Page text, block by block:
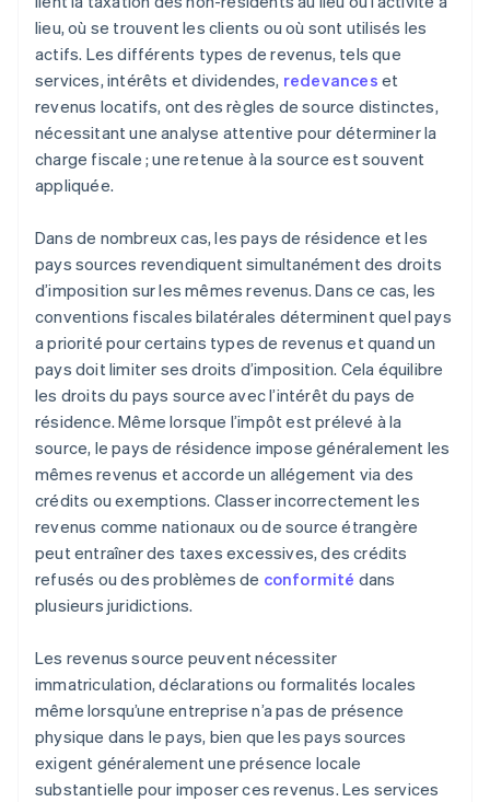
lieu, où se trouvent les clients ou où sont utilisés les
actifs. Les différents types de revenus, tels que
services, intérêts et dividendes, redevances et
revenus locatifs, ont des règles de source distinctes,
nécessitant une analyse attentive pour déterminer la
charge fiscale ; une retenue à la source est souvent
appliquée.
Dans de nombreux cas, les pays de résidence et les
pays sources revendiquent simultanément des droits
d’imposition sur les mêmes revenus. Dans ce cas, les
conventions fiscales bilatérales déterminent quel pays
a priorité pour certains types de revenus et quand un
pays doit limiter ses droits d’imposition. Cela équilibre
les droits du pays source avec l’intérêt du pays de
résidence. Même lorsque l’impôt est prélevé à la
source, le pays de résidence impose généralement les
mêmes revenus et accorde un allégement via des
crédits ou exemptions. Classer incorrectement les
revenus comme nationaux ou de source étrangère
peut entraîner des taxes excessives, des crédits
refusés ou des problèmes de conformité dans
plusieurs juridictions.
Les revenus source peuvent nécessiter
immatriculation, déclarations ou formalités locales
même lorsqu’une entreprise n’a pas de présence
physique dans le pays, bien que les pays sources
exigent généralement une présence locale
substantielle pour imposer ces revenus. Les services